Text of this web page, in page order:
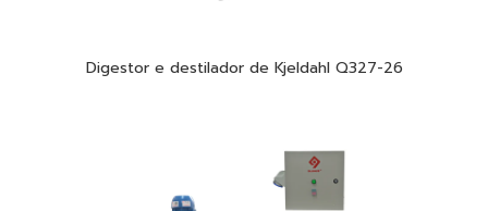
Digestor e destilador de Kjeldahl Q327-26